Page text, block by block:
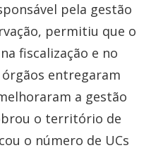
pela gestão
permitiu que o
fiscalização e no
órgãos entregaram
a gestão
o território de
o número de UCs